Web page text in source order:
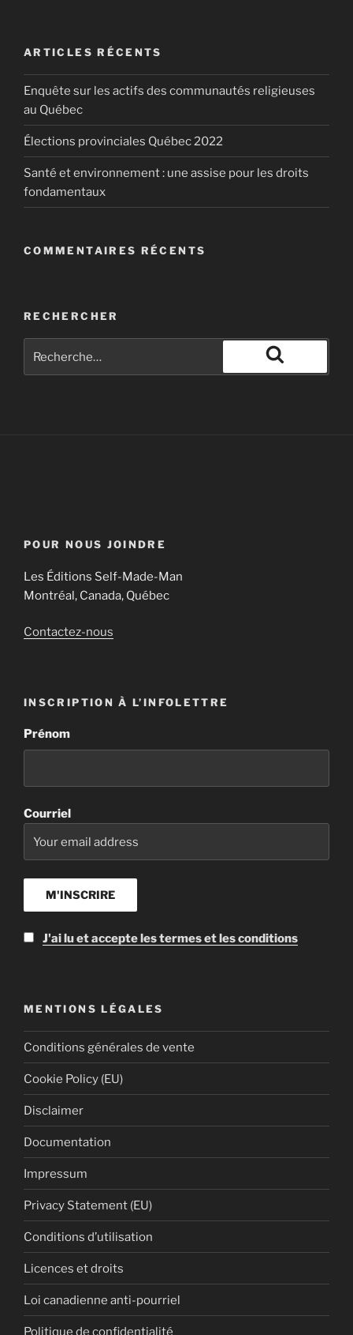
», conclut l’ONU
Un rapport de l’ONU fait un sombre bilan de l’inaction
des gouvernements depuis une décennie.
ARTICLES RÉCENTS
Enquête sur les actifs des communautés religieuses
au Québec
Élections provinciales Québec 2022
Santé et environnement : une assise pour les droits
fondamentaux
COMMENTAIRES RÉCENTS
RECHERCHER
POUR NOUS JOINDRE
Les Éditions Self-Made-Man
Montréal, Canada, Québec
Contactez-nous
INSCRIPTION À L’INFOLETTRE
Prénom
Courriel
J'ai lu et accepte les termes et les conditions
MENTIONS LÉGALES
Conditions générales de vente
Cookie Policy (EU)
Disclaimer
Documentation
Impressum
Privacy Statement (EU)
Conditions d’utilisation
Licences et droits
Loi canadienne anti-pourriel
Politique de confidentialité